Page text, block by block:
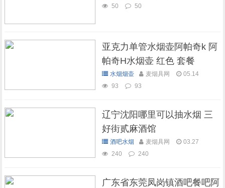
50
50
亚克力单管水烟壶阿帕奇k 阿
帕奇H水烟壶 红色 套餐
水烟烟壶 麦烟具网
05.14
93
93
辽宁沈阳哪里可以抽水烟 三
好街贰麻酒馆
酒吧水烟 麦烟具网
03.27
240
240
广东省东莞凤岗镇酒吧餐吧阿